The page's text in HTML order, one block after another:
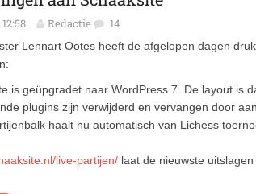
Redactie 14
Lennart Ootes heeft de afgelopen dagen
is geüpgradet naar WordPress 7. De layout is
plugins zijn verwijderd en vervangen door
haalt nu automatisch van Lichess
live-partijen/ laat de nieuwste